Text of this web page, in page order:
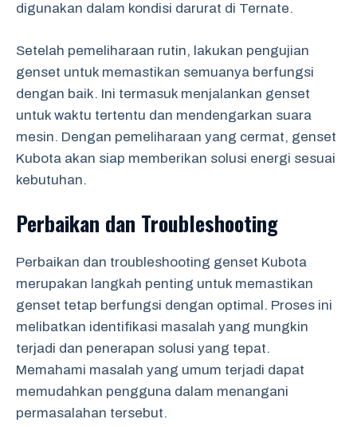
digunakan dalam kondisi darurat di Ternate.
Setelah pemeliharaan rutin, lakukan pengujian
genset untuk memastikan semuanya berfungsi
dengan baik. Ini termasuk menjalankan genset
untuk waktu tertentu dan mendengarkan suara
mesin. Dengan pemeliharaan yang cermat, genset
Kubota akan siap memberikan solusi energi sesuai
kebutuhan.
Perbaikan dan Troubleshooting
Perbaikan dan troubleshooting genset Kubota
merupakan langkah penting untuk memastikan
genset tetap berfungsi dengan optimal. Proses ini
melibatkan identifikasi masalah yang mungkin
terjadi dan penerapan solusi yang tepat.
Memahami masalah yang umum terjadi dapat
memudahkan pengguna dalam menangani
permasalahan tersebut.